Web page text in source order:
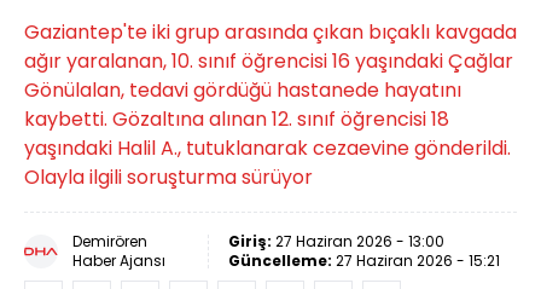
Gaziantep'te iki grup arasında çıkan bıçaklı kavgada
ağır yaralanan, 10. sınıf öğrencisi 16 yaşındaki Çağlar
Gönülalan, tedavi gördüğü hastanede hayatını
kaybetti. Gözaltına alınan 12. sınıf öğrencisi 18
yaşındaki Halil A., tutuklanarak cezaevine gönderildi.
Olayla ilgili soruşturma sürüyor
Demirören
Haber Ajansı
Giriş: 27 Haziran 2026 - 13:00
Güncelleme: 27 Haziran 2026 - 15:21